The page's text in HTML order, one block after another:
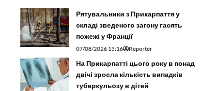
Рятувальники з Прикарпаття у
складі зведеного загону гасять
пожежі у Франції
07/08/2026 15:16 Reporter
На Прикарпатті цього року в понад
двічі зросла кількість випадків
туберкульозу в дітей